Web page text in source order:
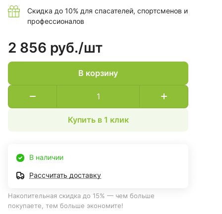
Скидка до 10% для спасателей, спортсменов и
профессионалов
2 856 руб./шт
В корзину
Купить в 1 клик
В наличии
Рассчитать доставку
Накопительная скидка до 15% — чем больше
покупаете, тем больше экономите!